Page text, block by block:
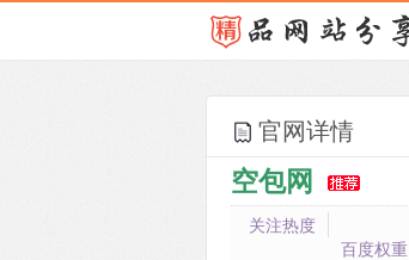
官网详情
空包网
关注热度
百度权重